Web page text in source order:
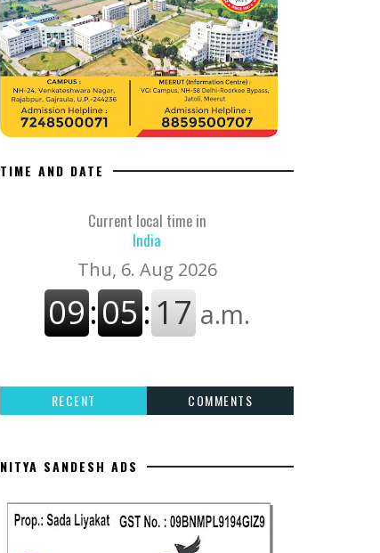
TIME AND DATE
Current local time in
India
RECENT COMMENTS
NITYA SANDESH ADS